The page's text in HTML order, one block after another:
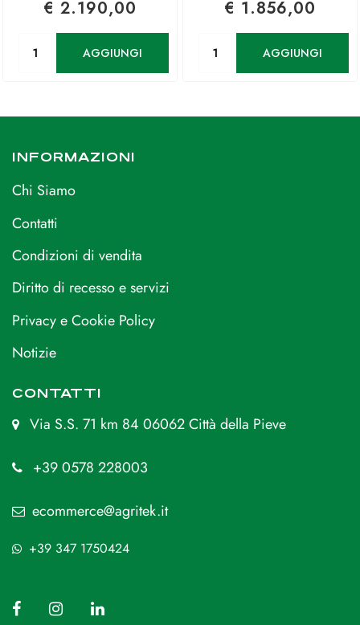
€ 2.190,00
AGGIUNGI
€ 1.856,00
AGGIUNGI
INFORMAZIONI
Chi Siamo
Contatti
Condizioni di vendita
Diritto di recesso e servizi
Privacy e Cookie Policy
Notizie
CONTATTI
Via S.S. 71 km 84 06062 Città della Pieve
+39 0578 228003
ecommerce@agritek.it
+39 347 1750424